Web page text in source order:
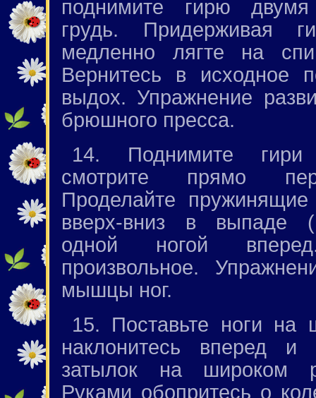
поднимите гирю
грудь. Придерживая
медленно лягте на
Вернитесь в исходное
выдох. Упражнение
брюшного пресса.
14. Поднимите
смотрите прямо
Проделайте пружинящие
вверх-вниз в выпаде
одной ногой
произвольное.
мышцы ног.
15. Поставьте ноги на
наклонитесь вперед и
затылок на широком
Руками обопритесь о